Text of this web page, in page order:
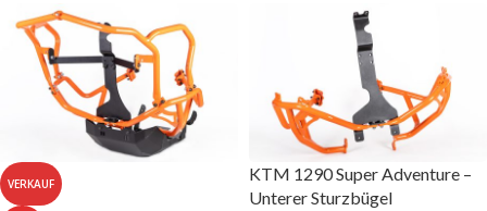
VERKAUF
KTM 1290 Super Adventure –
Unterer Sturzbügel